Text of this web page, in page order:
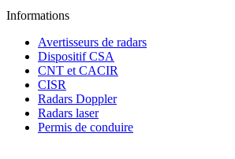
Informations
Avertisseurs de radars
Dispositif CSA
CNT et CACIR
CISR
Radars Doppler
Radars laser
Permis de conduire